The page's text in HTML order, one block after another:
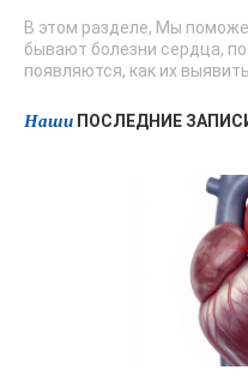
В этом разделе, Мы
бывают болезни сердца,
появляются, как их
Наши ПОСЛЕДНИЕ